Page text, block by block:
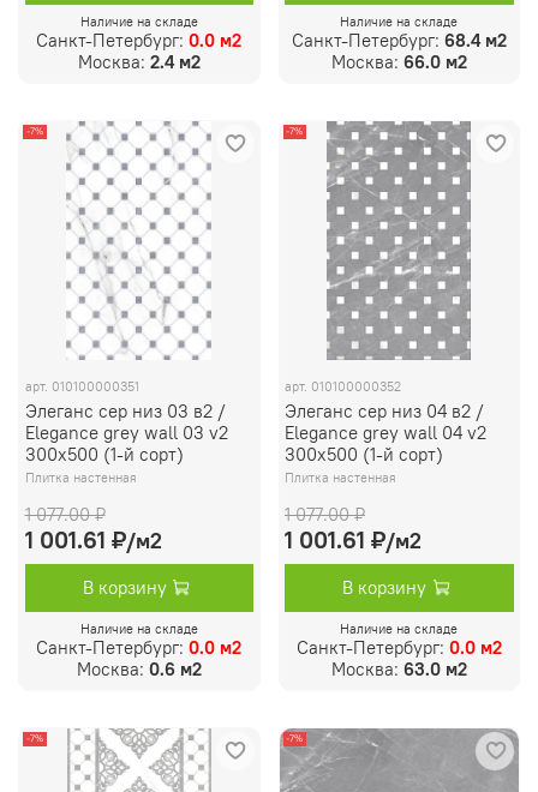
Наличие на складе
Санкт-Петербург:0.0 м2
Москва: 2.4 м2
Наличие на складе
Санкт-Петербург: 68.4 м2
Москва: 66.0 м2
-7%
арт. 010100000351
Элеганс сер низ 03 в2 /
Elegance grey wall 03 v2
300х500 (1-й сорт)
Плитка настенная
1 077.00 ₽
1 001.61 ₽/м2
В корзину
Наличие на складе
Санкт-Петербург:0.0 м2
Москва: 0.6 м2
-7%
арт. 010100000352
Элеганс сер низ 04 в2 /
Elegance grey wall 04 v2
300х500 (1-й сорт)
Плитка настенная
1 077.00 ₽
1 001.61 ₽/м2
В корзину
Наличие на складе
Санкт-Петербург: 0.0 м2
Москва: 63.0 м2
-7% -7%